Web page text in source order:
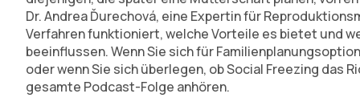
Dr. Andrea Ďurechová, eine Expertin für
Verfahren funktioniert, welche Vorteile es bietet und
beeinflussen. Wenn Sie sich für
oder wenn Sie sich überlegen, ob Social Freezing das
gesamte Podcast-Folge anhören.